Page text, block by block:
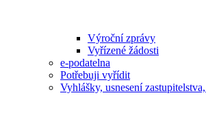
Výroční zprávy
Vyřízené žádosti
e-podatelna
Potřebuji vyřídit
Vyhlášky, usnesení